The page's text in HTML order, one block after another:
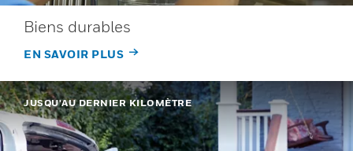
Biens durables
EN SAVOIR PLUS
JUSQU'AU DERNIER KILOMÈTRE